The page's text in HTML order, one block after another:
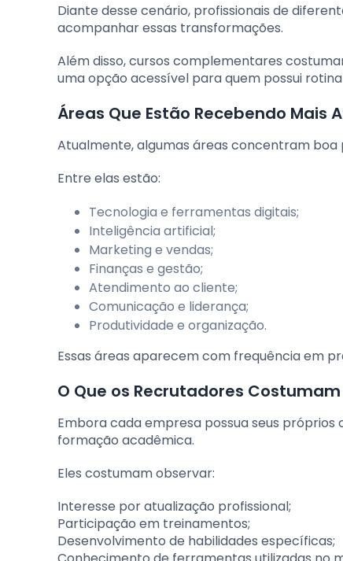
Diante desse cenário, profissionais de
acompanhar essas transformações.
Além disso, cursos complementares
uma opção acessível para quem possui
Áreas Que Estão Recebendo Mais
Atualmente, algumas áreas concentram
Entre elas estão:
Tecnologia e ferramentas digitais;
Inteligência artificial;
Marketing e vendas;
Finanças e gestão;
Atendimento ao cliente;
Comunicação e liderança;
Produtividade e organização.
Essas áreas aparecem com frequência em
O Que os Recrutadores
Embora cada empresa possua seus
formação acadêmica.
Eles costumam observar:
Interesse por atualização profissional;
Participação em treinamentos;
Desenvolvimento de habilidades específicas;